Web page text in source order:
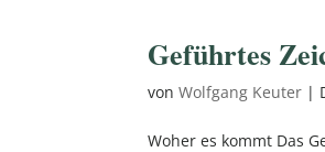
Geführtes
vonWolfgang Keuter |
Woher es kommt Das